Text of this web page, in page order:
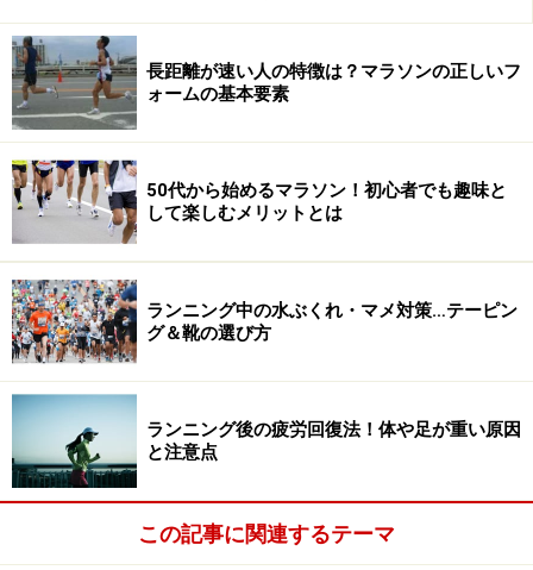
長距離が速い人の特徴は？マラソンの正しいフ
ォームの基本要素
50代から始めるマラソン！初心者でも趣味と
して楽しむメリットとは
ランニング中の水ぶくれ・マメ対策…テーピン
グ＆靴の選び方
ランニング後の疲労回復法！体や足が重い原因
と注意点
この記事に関連するテーマ